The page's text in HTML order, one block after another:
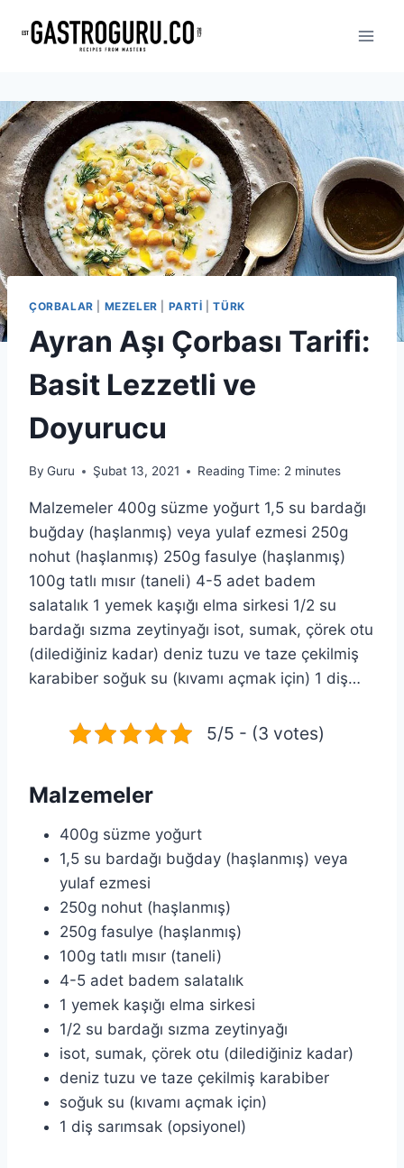
ÇORBALAR MEZELER PARTI |TÜRK
Ayran Aşı Çorbası Tarifi:
Basit Lezzetli ve
Doyurucu
By Guru Şubat 13, 2021 Reading Time: 2 minutes
Malzemeler 400g süzme yoğurt 1,5 su bardağı
buğday (haşlanmış) veya yulaf ezmesi 250g
nohut (haşlanmış) 250g fasulye (haşlanmış)
100g tatlı mısır (taneli) 4-5 adet badem
salatalık 1 yemek kaşığı elma sirkesi 1/2 su
bardağı sızma zeytinyağı isot, sumak, çörek otu
(dilediğiniz kadar) deniz tuzu ve taze çekilmiş
karabiber soğuk su (kıvamı açmak için) 1 diş…
5/5 - (3 votes)
Malzemeler
400g süzme yoğurt
1,5 su bardağı buğday (haşlanmış) veya
yulaf ezmesi
250g nohut (haşlanmış)
250g fasulye (haşlanmış)
100g tatlı mısır (taneli)
4-5 adet badem salatalık
1 yemek kaşığı elma sirkesi
1/2 su bardağı sızma zeytinyağı
isot, sumak, çörek otu (dilediğiniz kadar)
deniz tuzu ve taze çekilmiş karabiber
soğuk su (kıvamı açmak için)
1 diş sarımsak (opsiyonel)